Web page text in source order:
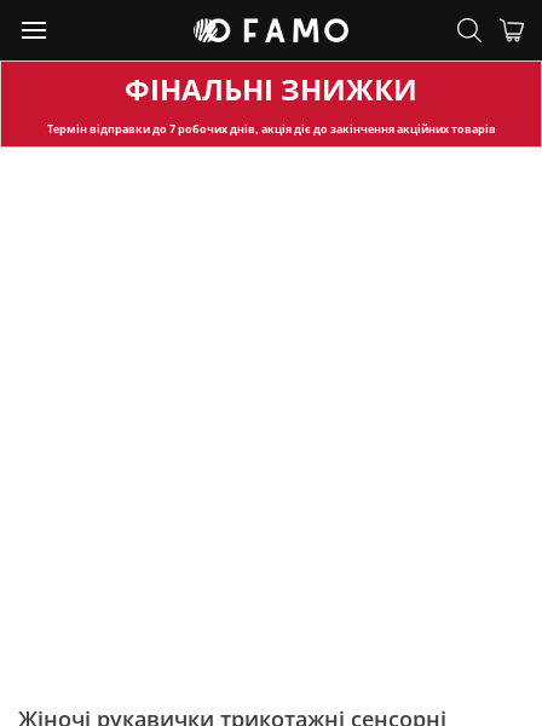
ФІНАЛЬНІ ЗНИЖКИ
Термін відправкидо 7 робочих днів, акція діє до закінчення акційних товарів
Жіночі рукавички трикотажні сенсорні